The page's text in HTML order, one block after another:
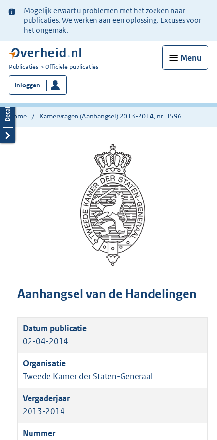
Ter
informatie:
Mogelijk ervaart u problemen met het zoeken naar
publicaties. We werken aan een oplossing. Excuses voor
het ongemak.
Menu
U
bent
nu
hier:
Publicaties Officiële publicaties
Inloggen
Home Kamervragen (Aanhangsel) 2013-2014, nr. 1596
Aanhangsel van de Handelingen
02-04-2014
Tweede Kamer der Staten-Generaal
2013-2014